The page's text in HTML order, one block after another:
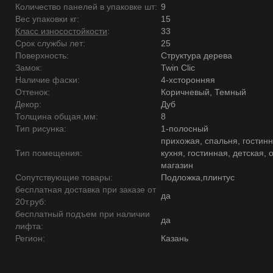
Количество панелей в упаковке шт: 9
Вес упаковки кг:
15
Класс износостойкости:
33
Срок службы лет:
25
Поверхность:
Структура дерева
Замок:
Twin Clic
Наличие фаски:
4-хсторонняя
Оттенок:
Коричневый, Темный
Декор:
Дуб
Толщина общая,мм:
8
Тип рисунка:
1-полосный
Тип помещения:
прихожая, спальня,
кухня, гостинная, детская,
магазин
Сопутствующие товары:
Подложка,плинтус
бесплатная доставка при заказе от
20т.руб:
да
бесплатный подъем при наличии
лифта:
да
Регион:
Казань